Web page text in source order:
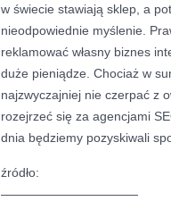
w świecie stawiają sklep, a
nieodpowiednie myślenie.
reklamować własny biznes
duże pieniądze. Chociaż w
najzwyczajniej nie czerpać z
rozejrzeć się za agencjami
dnia będziemy pozyskiwali
źródło:
———————————